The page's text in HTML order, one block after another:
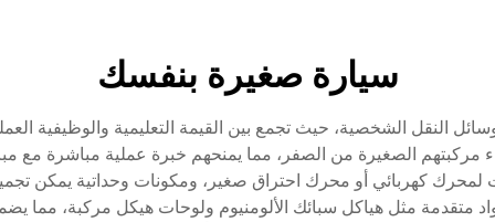
سيارة صغيرة بنفسك
النقل الشخصية، حيث تجمع بين القيمة التعليمية والوظيفية
مركبتهم الصغيرة من الصفر، مما يمنحهم خبرة عملية مباشرة مع
كهربائي أو محرك احتراق صغير، ومكونات وحداتية يمكن
متقدمة مثل هياكل سبائك الألومنيوم ولوحات هيكل مركبة، مما